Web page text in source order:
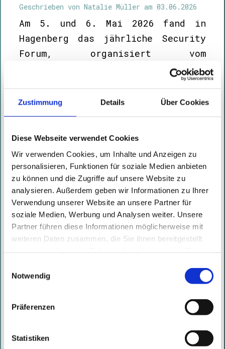
Zustimmung Details Über Cookies
Diese Webseite verwendet Cookies
Wir verwenden Cookies, um Inhalte und Anzeigen zu
personalisieren, Funktionen für soziale Medien anbieten
zu können und die Zugriffe auf unsere Website zu
analysieren. Außerdem geben wir Informationen zu Ihrer
Verwendung unserer Website an unsere Partner für
soziale Medien, Werbung und Analysen weiter. Unsere
Partner führen diese Informationen möglicherweise mit
weiteren Daten zusammen, die Sie ihnen bereitgestellt
Einwilligung nicht nur von uns, sondern auch von
Drittanbietern Daten verarbeitet, die ihren Sitz teilweise in
Notwendig
Präferenzen
Statistiken
Geschrieben vonNatalie Müller am03.06.2026
Am 5. und 6. Mai 2026 fand in
Hagenberg das jährliche Security
Forum, organisiert vom
Hagenberger Kreis, statt. Unsere
Kollegen Yvonne Bauer und
Wolfgang Ettlinger ...
Lesen Sie mehr
Agentic AI im Fokus beim LSZ IT-
Security Kongress
Geschrieben vonNatalie Mülleram30.04.2026
Von 20. bis 22. April 2026 nahm
Managing Partner Marc
Nimmerrichter beim IT-Security
Podiumsdiskussion rund ...
Lesen Sie mehr
Business Breakfast 2. Teil: CISO-as-a-